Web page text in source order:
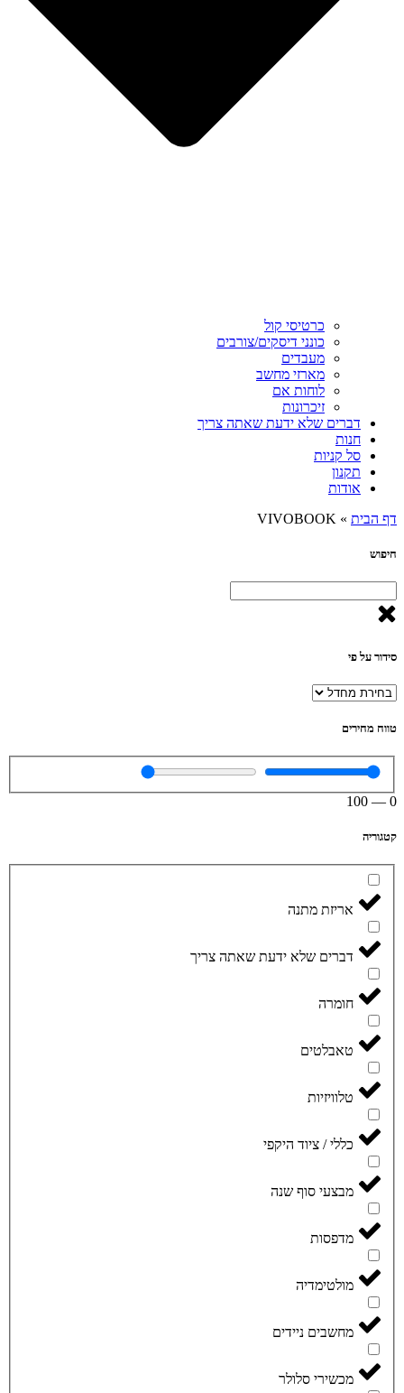
כרטיסי קול
כונני דיסקים/צורבים
מעבדים
מארזי מחשב
לוחות אם
זיכרונות
דברים שלא ידעת שאתה צריך
חנות
סל קניות
תקנון
אודות
דף הבית »
VIVOBOOK
חיפוש
סידור על פי
טווח מחירים
0
—
100
קטגוריה
אריזת מתנה
דברים שלא ידעת שאתה צריך
חומרה
טאבלטים
טלוויזיות
כללי / ציוד היקפי
מבצעי סוף שנה
מדפסות
מולטימדיה
מחשבים ניידים
מכשירי סלולר